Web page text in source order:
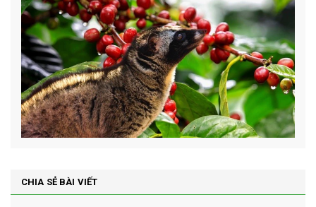
CHIA SẺ BÀI VIẾT